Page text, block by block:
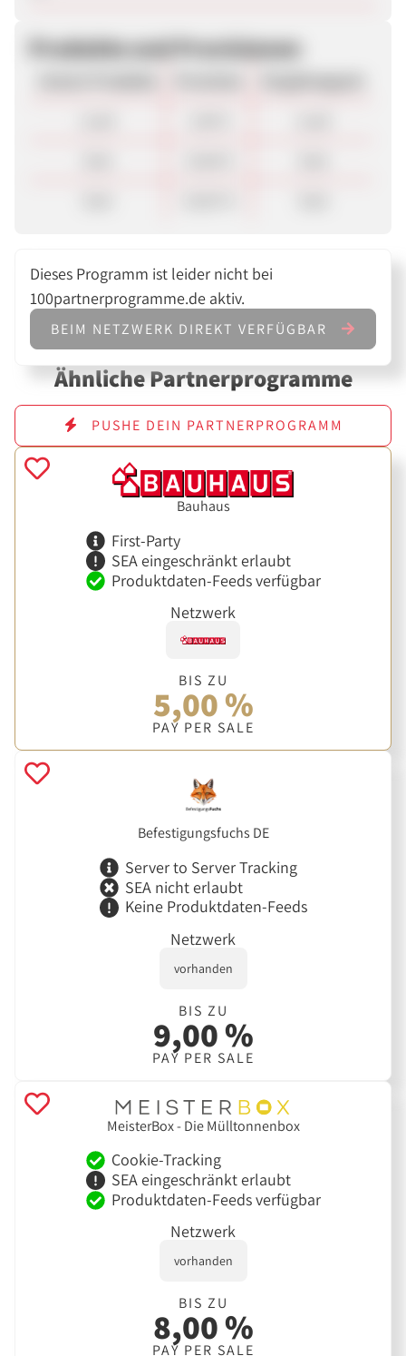
Produkte und Provisionen
Dieses Programm ist leider nicht bei
100partnerprogramme.de aktiv.
BEIM NETZWERK DIREKT VERFÜGBAR
Ähnliche Partnerprogramme
PUSHE DEIN PARTNERPROGRAMM
Bauhaus
First-Party
SEA eingeschränkt erlaubt
Produktdaten-Feeds verfügbar
Netzwerk
BIS ZU
5,00 %
PAY PER SALE
Befestigungsfuchs DE
Server to Server Tracking
SEA nicht erlaubt
Keine Produktdaten-Feeds
Netzwerk
vorhanden
BIS ZU
9,00 %
PAY PER SALE
MeisterBox - Die Mülltonnenbox
Cookie-Tracking
SEA eingeschränkt erlaubt
Produktdaten-Feeds verfügbar
Netzwerk
vorhanden
BIS ZU
8,00 %
PAY PER SALE